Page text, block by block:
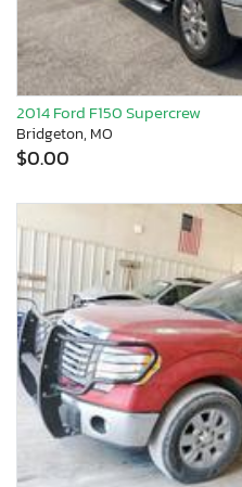
2014 Ford F150 Supercrew
Bridgeton, MO
$0.00